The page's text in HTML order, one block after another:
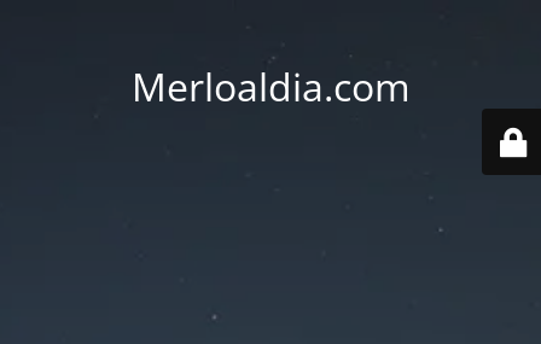
Merloaldia.com